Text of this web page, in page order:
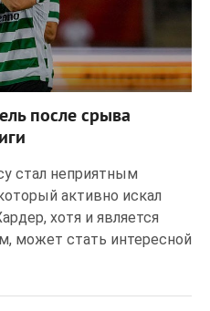
после срыва
стал неприятным
активно искал
хотя и является
может стать интересной